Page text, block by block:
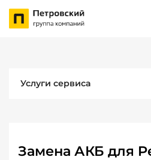
Услуги сервиса
Замена АКБ для